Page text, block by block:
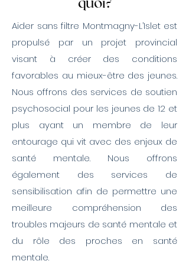
Aider sans filtre Montmagny-L’Islet est
propulsé par un projet provincial
visant à créer des conditions
favorables au mieux-être des jeunes.
Nous offrons des services de soutien
psychosocial pour les jeunes de 12 et
plus ayant un membre de leur
entourage qui vit avec des enjeux de
santé mentale. Nous offrons
également des services de
sensibilisation afin de permettre une
meilleure compréhension des
troubles majeurs de santé mentale et
du rôle des proches en santé
mentale.